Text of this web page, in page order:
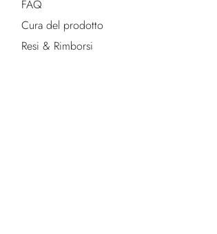
FAQ
Cura del prodotto
Resi & Rimborsi